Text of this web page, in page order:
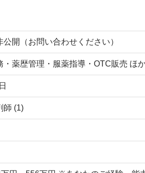
公開（お問い合わせください）
・薬歴管理・服薬指導・OTC販売 ほ
師 (1)